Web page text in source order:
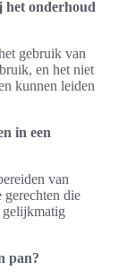
het onderhoud
gebruik van
en het niet
kunnen leiden
in een
van
gerechten die
gelijkmatig
pan?